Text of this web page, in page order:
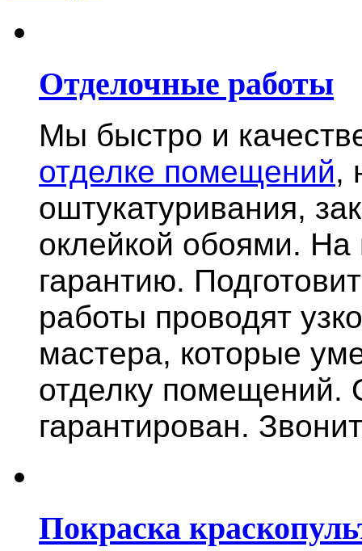
Отделочные работы
Мы быстро и
отделке помещений,
оштукатуривания,
оклейкой обоями.
гарантию.
работы проводят
мастера, которые
отделку помещений.
гарантирован.
Покраска